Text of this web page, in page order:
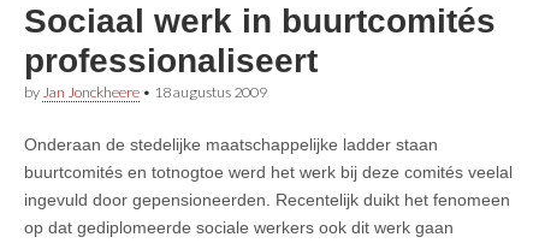
Sociaal werk in buurtcomités
professionaliseert
by Jan Jonckheere • 18 augustus 2009
Onderaan de stedelijke maatschappelijke ladder staan
buurtcomités en totnogtoe werd het werk bij deze comités veelal
ingevuld door gepensioneerden. Recentelijk duikt het fenomeen
op dat gediplomeerde sociale werkers ook dit werk gaan